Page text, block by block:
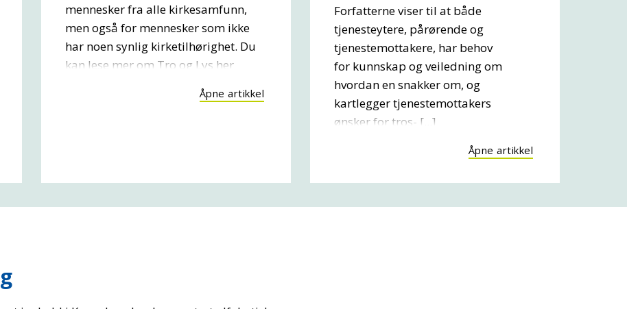
mennesker fra alle kirkesamfunn,
men også for mennesker som ikke
har noen synlig kirketilhørighet. Du
kan lese mer om Tro og Lys her
Åpne artikkel
Forfatterne viser til at både
tjenesteytere, pårørende og
tjenestemottakere, har behov
for kunnskap og veiledning om
hvordan en snakker om, og
kartlegger tjenestemottakers
ønsker for tros- [...]
Åpne artikkel